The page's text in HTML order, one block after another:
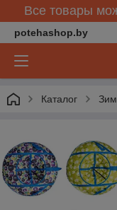
Все товары
potehashop.by
Каталог